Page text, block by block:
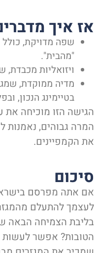
אז איך
שפה מדויקת, כולל
"מהבית".
ויזואליות
מדיה ממוקדת,
בטיימינג הנכון,
הגישה הזו מוכיחה
המרה גבוהים, נאמנות
את הקמפיינים.
סיכום
אם אתה מפרסם
לעצמך להתעלם
בליבת הצמיחה הבאה
הטובות? אפשר לעשות